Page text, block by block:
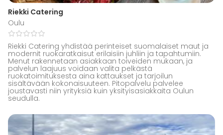
Riekki Catering
Oulu
Riekki Catering yhdistää perinteiset suomalaiset maut ja
modernit ruokaratkaisut erilaisiin juhliin ja tapahtumiin.
Menut rakennetaan asiakkaan toiveiden mukaan, ja
palvelun laajuus voidaan valita pelkästä
ruokatoimituksesta aina kattaukset ja tarjoilun
sisältävään kokonaisuuteen. Pitopalvelu palvelee
joustavasti niin yrityksiä kuin yksityisasiakkaita Oulun
seudulla.